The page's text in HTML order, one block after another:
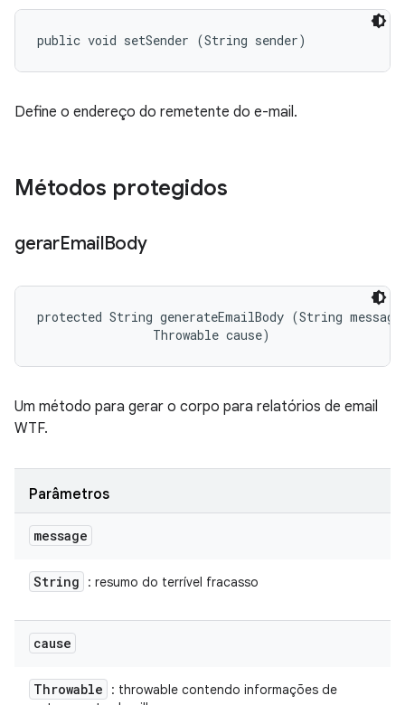
public void setSender (String sender)
Define o endereço do remetente do e-mail.
Métodos protegidos
gerarEmailBody
protected String generateEmailBody (String
                Throwable cause)
Um método para gerar o corpo para relatórios de email
WTF.
Parâmetros
message
String : resumo do terrível fracasso
cause
Throwable
: throwable contendo informações de